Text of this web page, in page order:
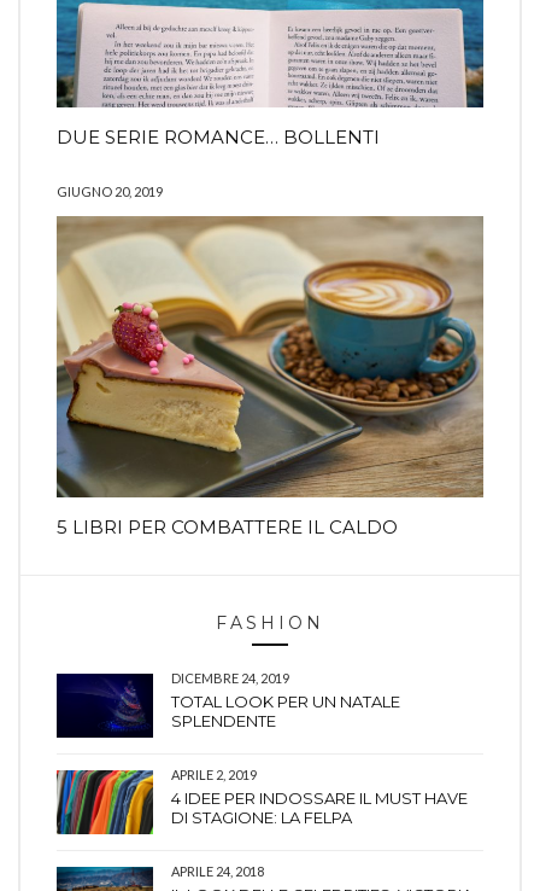
DUE SERIE ROMANCE… BOLLENTI
GIUGNO 20, 2019
5 LIBRI PER COMBATTERE IL CALDO
FASHION
DICEMBRE 24, 2019
TOTAL LOOK PER UN NATALE
SPLENDENTE
APRILE 2, 2019
4 IDEE PER INDOSSARE IL MUST HAVE
DI STAGIONE: LA FELPA
APRILE 24, 2018